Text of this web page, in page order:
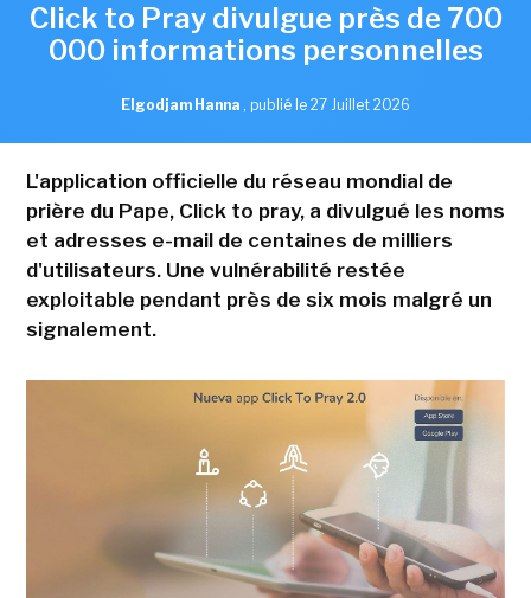
Click to Pray divulgue près de 700
000 informations personnelles
Elgodjam Hanna , publié le 27 Juillet 2026
L'application officielle du réseau mondial de
prière du Pape, Click to pray, a divulgué les noms
et adresses e-mail de centaines de milliers
d'utilisateurs. Une vulnérabilité restée
exploitable pendant près de six mois malgré un
signalement.